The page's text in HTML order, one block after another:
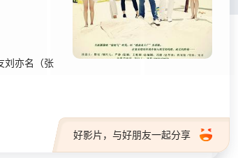
刘亦名（张
好影片，与好朋友一起分享